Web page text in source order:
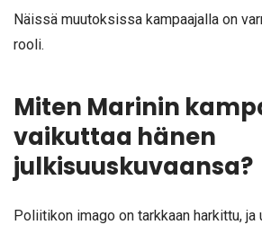
Näissä muutoksissa kampaajalla on
rooli.
Miten Marinin
vaikuttaa hänen
julkisuuskuvaansa?
Poliitikon imago on tarkkaan harkittu,